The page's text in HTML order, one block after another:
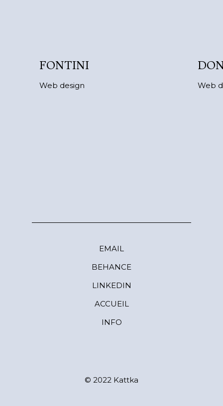
FONTINI
Web design Web
EMAIL
BEHANCE
LINKEDIN
ACCUEIL
INFO
© 2022 Kattka